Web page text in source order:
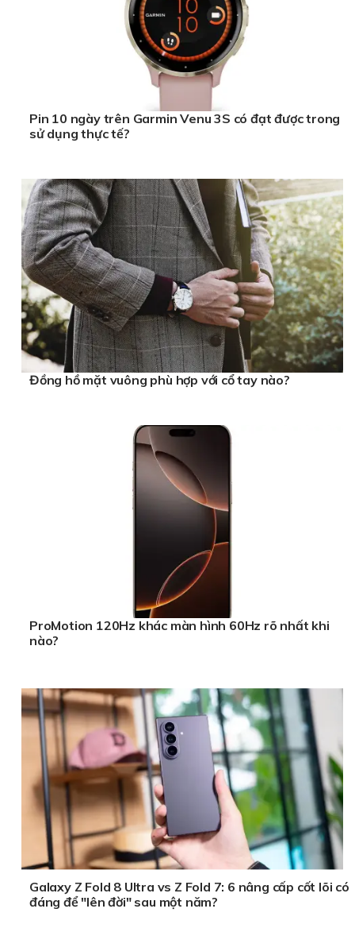
Pin 10 ngày trên Garmin Venu 3S có đạt được trong
sử dụng thực tế?
Đồng hồ mặt vuông phù hợp với cổ tay nào?
ProMotion 120Hz khác màn hình 60Hz rõ nhất khi
nào?
Galaxy Z Fold 8 Ultra vs Z Fold 7: 6 nâng cấp cốt lõi có
đáng để "lên đời" sau một năm?